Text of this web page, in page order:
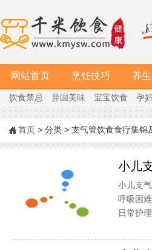
网站首页 烹饪技巧 养
饮食禁忌 异国美味 宝宝饮食 孕
首页 > 分类 > 支气管饮食食疗集锦
小儿
小儿支
呼吸困
日常护